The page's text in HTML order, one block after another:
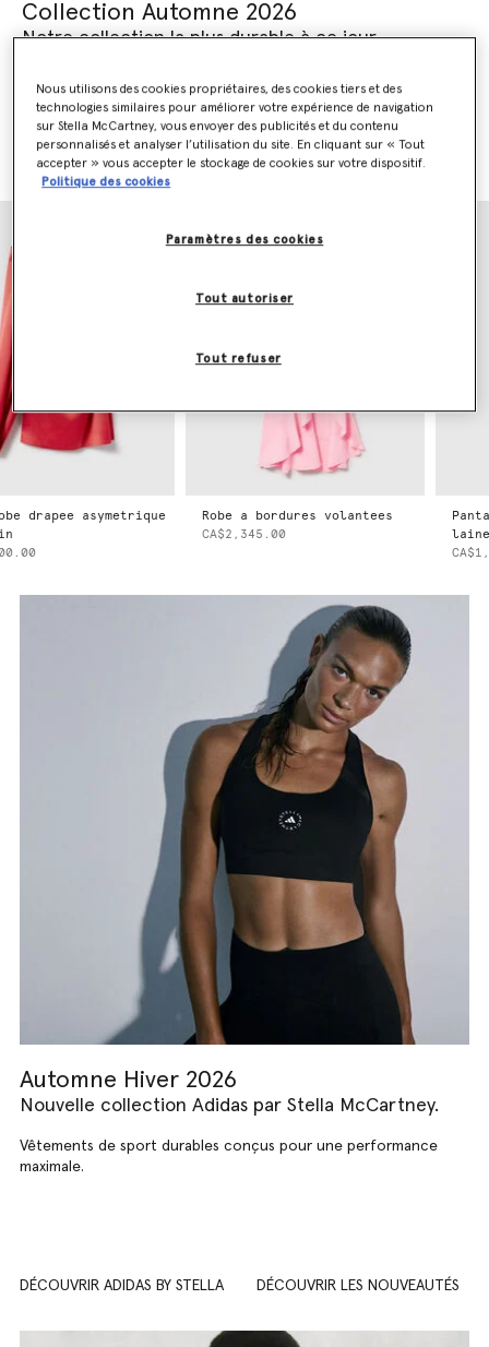
Collection Automne 2026
Notre collection la plus durable à ce jour.
responsable.
DÉCOUVRIR AUTOMNE 2026 DÉCOUVRIR LES NOUVEAUTÉS
drapee asymetrique
Robe a bordures volantees
CA$2,345.00
laine
Automne Hiver 2026
Nouvelle collection Adidas par Stella McCartney.
Vêtements de sport durables conçus pour une performance
maximale.
DÉCOUVRIR ADIDAS BY STELLA DÉCOUVRIR LES NOUVEAUTÉS
Nous utilisons des cookies propriétaires, des cookies tiers et des
technologies similaires pour améliorer votre expérience de navigation
sur Stella McCartney, vous envoyer des publicités et du contenu
personnalisés et analyser l’utilisation du site. En cliquant sur « Tout
accepter » vous accepter le stockage de cookies sur votre dispositif.
Politique des cookies
Paramètres des cookies
Tout refuser
Tout autoriser